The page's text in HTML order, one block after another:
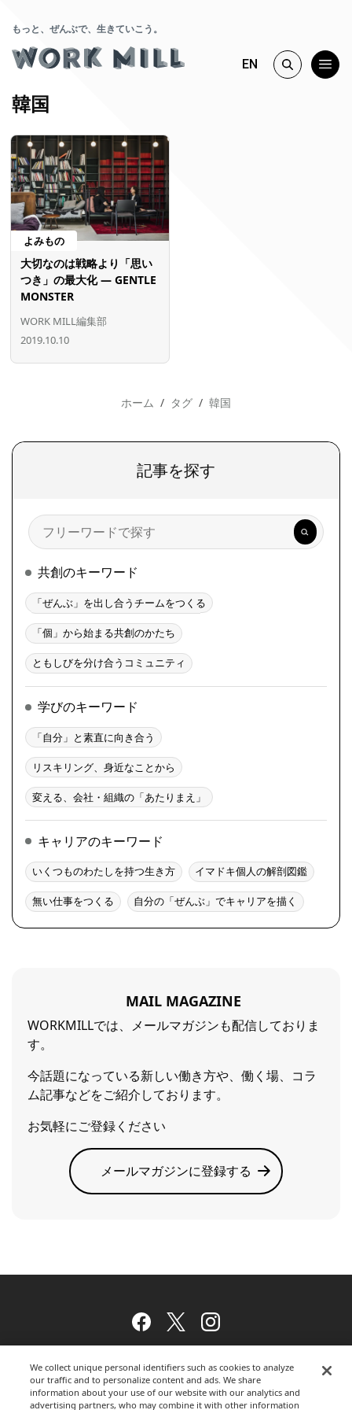
もっと、ぜんぶで、生きていこう。
EN
韓国
よみもの
大切なのは戦略より「思い
つき」の最大化 ― GENTLE
MONSTER
WORK MILL編集部
2019.10.10
ホーム タグ 韓国
記事を探す
検
索
共創のキーワード
「ぜんぶ」を出し合うチームをつくる
「個」から始まる共創のかたち
ともしびを分け合うコミュニティ
学びのキーワード
「自分」と素直に向き合う
リスキリング、身近なことから
変える、会社・組織の「あたりまえ」
キャリアのキーワード
いくつものわたしを持つ生き方 イマドキ個人の解剖図鑑
無い仕事をつくる 自分の「ぜんぶ」でキャリアを描く
MAIL MAGAZINE
WORKMILLでは、メールマガジンも配信しておりま
す。
今話題になっている新しい働き方や、働く場、コラ
ム記事などをご紹介しております。
お気軽にご登録ください
メールマガジンに登録する
Facebook
TwitterInstagram
ウェブサイトのご利用について
We collect unique personal identifiers such as cookies to analyze
our traffic and to personalize content and ads. We share
information about your use of our website with our analytics and
advertising partners, who may combine it with other information